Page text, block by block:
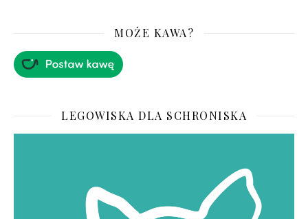
MOŻE KAWA?
LEGOWISKA DLA SCHRONISKA